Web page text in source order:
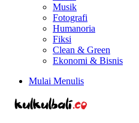
Musik
Fotografi
Humanoria
Fiksi
Clean & Green
Ekonomi & Bisnis
Mulai Menulis